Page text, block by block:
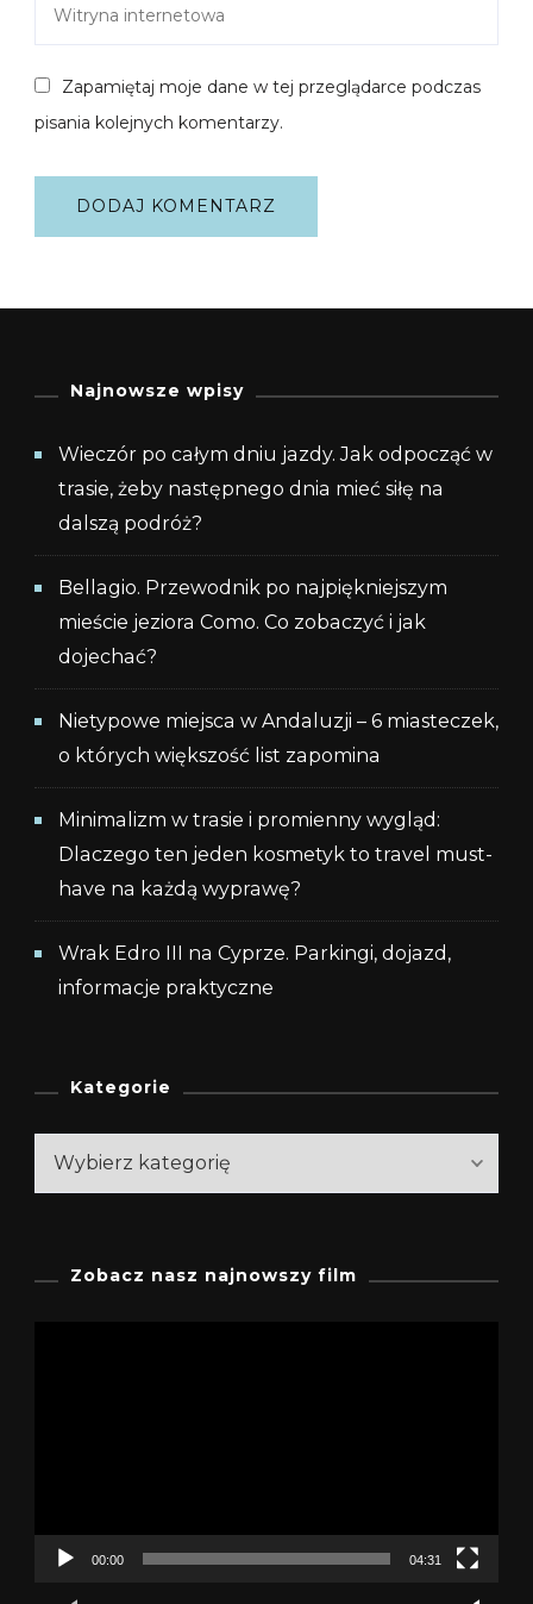
Zapamiętaj moje dane w tej przeglądarce podczas
pisania kolejnych komentarzy.
Najnowsze wpisy
Wieczór po całym dniu jazdy. Jak odpocząć w
trasie, żeby następnego dnia mieć siłę na
dalszą podróż?
Bellagio. Przewodnik po najpiękniejszym
mieście jeziora Como. Co zobaczyć i jak
dojechać?
Nietypowe miejsca w Andaluzji – 6 miasteczek,
o których większość list zapomina
Minimalizm w trasie i promienny wygląd:
Dlaczego ten jeden kosmetyk to travel must-
have na każdą wyprawę?
Wrak Edro III na Cyprze. Parkingi, dojazd,
informacje praktyczne
Kategorie
Kategorie
Zobacz nasz najnowszy film
00:00 04:31